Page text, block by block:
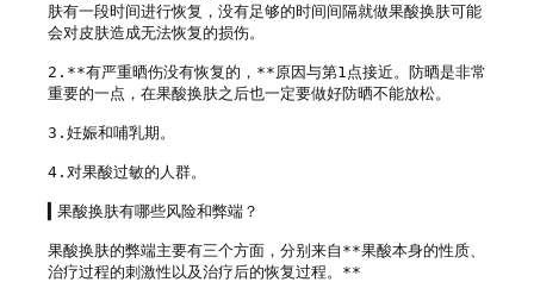
肤有一段时间进行恢复，没有足够的时间间隔就做果酸换肤可能
会对皮肤造成无法恢复的损伤。
2.**有严重晒伤没有恢复的，**原因与第1点接近。防晒是非常
重要的一点，在果酸换肤之后也一定要做好防晒不能放松。
3.妊娠和哺乳期。
4.对果酸过敏的人群。
▍果酸换肤有哪些风险和弊端？
果酸换肤的弊端主要有三个方面，分别来自**果酸本身的性质、
治疗过程的刺激性以及治疗后的恢复过程。**